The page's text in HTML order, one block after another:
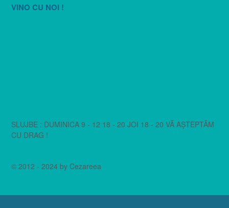
VINO CU NOI !
SLUJBE : DUMINICA 9 - 12 18 - 20 JOI 18 - 20 VĂ AȘTEPTĂM
CU DRAG !
© 2012 - 2024 by Cezareea